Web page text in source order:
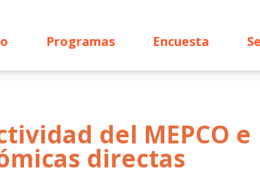
Programas Encuesta
del MEPCO e
directas